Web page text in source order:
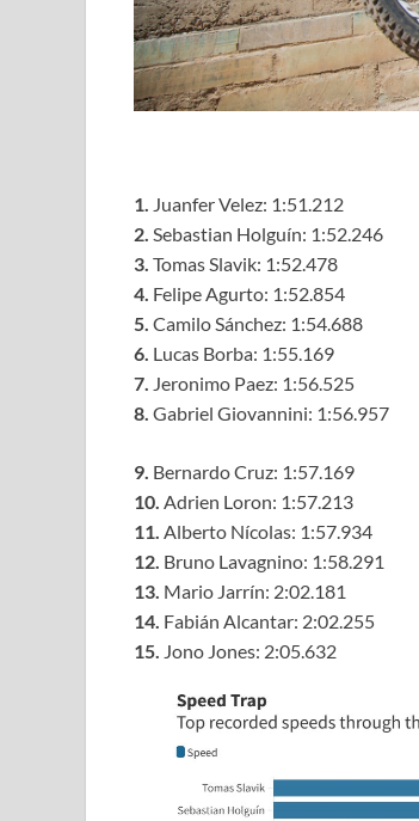
1.
Juanfer Velez: 1:51.212
2. Sebastian Holguín: 1:52.246
3. Tomas Slavik: 1:52.478
4. Felipe Agurto: 1:52.854
5. Camilo Sánchez: 1:54.688
6. Lucas Borba: 1:55.169
7. Jeronimo Paez: 1:56.525
8. Gabriel Giovannini: 1:56.957
9. Bernardo Cruz: 1:57.169
10. Adrien Loron: 1:57.213
11. Alberto Nícolas: 1:57.934
12. Bruno Lavagnino: 1:58.291
13. Mario Jarrín: 2:02.181
14. Fabián Alcantar: 2:02.255
15. Jono Jones: 2:05.632